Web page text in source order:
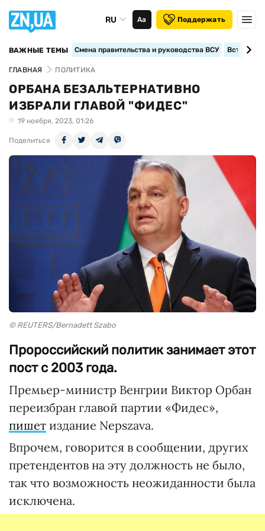
RU Аа Поддержать
ВАЖНЫЕ ТЕМЫ Смена правительства и руководства ВСУ
ГЛАВНАЯ ПОЛИТИКА
ОРБАНА БЕЗАЛЬТЕРНАТИВНО
ИЗБРАЛИ ГЛАВОЙ "ФИДЕС"
19 ноября, 2023, 01:26
Поделиться
© REUTERS/Bernadett Szabo
Пророссийский политик занимает этот
пост с 2003 года.
Премьер-министр Венгрии Виктор Орбан
переизбран главой партии «Фидес»,
пишет издание Nepszava.
Впрочем, говорится в сообщении, других
претендентов на эту должность не было,
так что возможность неожиданности была
исключена.